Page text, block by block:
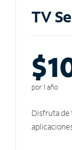
TV
por 1 año
Disfruta de